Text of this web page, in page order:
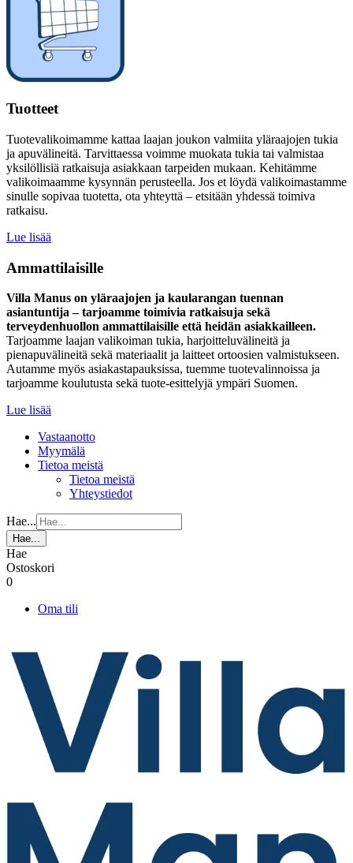
Tuotteet
Tuotevalikoimamme kattaa laajan joukon valmiita yläraajojen tukia
ja apuvälineitä. Tarvittaessa voimme muokata tukia tai valmistaa
yksilöllisiä ratkaisuja asiakkaan tarpeiden mukaan. Kehitämme
valikoimaamme kysynnän perusteella. Jos et löydä valikoimastamme
sinulle sopivaa tuotetta, ota yhteyttä – etsitään yhdessä toimiva
ratkaisu.
Lue lisää
Ammattilaisille
Villa Manus on yläraajojen ja kaularangan tuennan
asiantuntija – tarjoamme toimivia ratkaisuja sekä
terveydenhuollon ammattilaisille että heidän asiakkailleen.
Tarjoamme laajan valikoiman tukia, harjoitteluvälineitä ja
pienapuvälineitä sekä materiaalit ja laitteet ortoosien valmistukseen.
Autamme myös asiakastapauksissa, tuemme tuotevalinnoissa ja
tarjoamme koulutusta sekä tuote-esittelyjä ympäri Suomen.
Lue lisää
Vastaanotto
Myymälä
Tietoa meistä
Tietoa meistä
Yhteystiedot
Hae...
Hae...
Hae
Ostoskori
0
Oma tili